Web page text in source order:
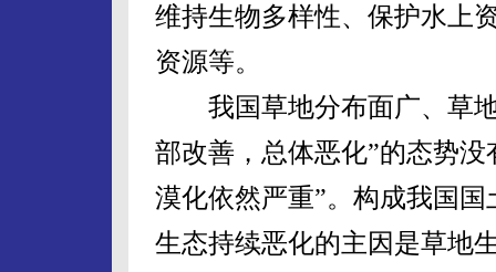
维持生物多样性、保护水上
资源等。
我国草地分布面广、草地
部改善，总体恶化”的态势
漠化依然严重”。构成我国
生态持续恶化的主因是草地